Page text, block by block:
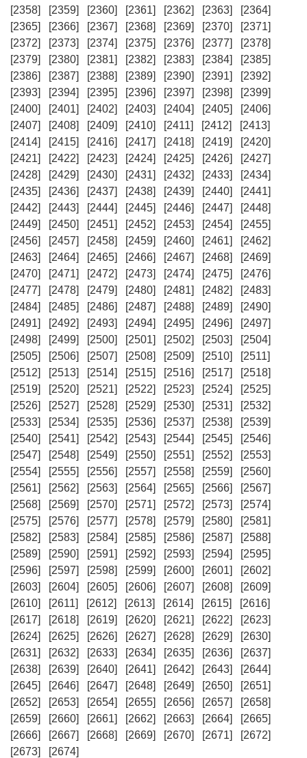
[2358]
[2359] [2360] [2361] [2362] [2363]
[2364]
[2365]
[2366] [2367] [2368] [2369] [2370]
[2371]
[2372]
[2373] [2374] [2375] [2376] [2377]
[2378]
[2379]
[2380] [2381] [2382] [2383] [2384]
[2385]
[2386]
[2387] [2388] [2389] [2390] [2391]
[2392]
[2393]
[2394] [2395] [2396] [2397] [2398]
[2399]
[2400]
[2401] [2402] [2403] [2404] [2405]
[2406]
[2407]
[2408] [2409] [2410] [2411] [2412]
[2413]
[2414]
[2415] [2416] [2417] [2418] [2419]
[2420]
[2421]
[2422] [2423] [2424] [2425] [2426]
[2427]
[2428]
[2429] [2430] [2431] [2432] [2433]
[2434]
[2435]
[2436] [2437] [2438] [2439] [2440]
[2441]
[2442]
[2443] [2444] [2445] [2446] [2447]
[2448]
[2449]
[2450] [2451] [2452] [2453] [2454]
[2455]
[2456]
[2457] [2458] [2459] [2460] [2461]
[2462]
[2463]
[2464] [2465] [2466] [2467] [2468]
[2469]
[2470]
[2471] [2472] [2473] [2474] [2475]
[2476]
[2477]
[2478] [2479] [2480] [2481] [2482]
[2483]
[2484]
[2485] [2486] [2487] [2488] [2489]
[2490]
[2491]
[2492] [2493] [2494] [2495] [2496]
[2497]
[2498]
[2499] [2500] [2501] [2502] [2503]
[2504]
[2505]
[2506] [2507] [2508] [2509] [2510]
[2511]
[2512]
[2513] [2514] [2515] [2516] [2517]
[2518]
[2519]
[2520] [2521] [2522] [2523] [2524]
[2525]
[2526]
[2527] [2528] [2529] [2530] [2531]
[2532]
[2533]
[2534] [2535] [2536] [2537] [2538]
[2539]
[2540]
[2541] [2542] [2543] [2544] [2545]
[2546]
[2547]
[2548] [2549] [2550] [2551] [2552]
[2553]
[2554]
[2555] [2556] [2557] [2558] [2559]
[2560]
[2561]
[2562] [2563] [2564] [2565] [2566]
[2567]
[2568]
[2569] [2570] [2571] [2572] [2573]
[2574]
[2575]
[2576] [2577] [2578] [2579] [2580]
[2581]
[2582]
[2583] [2584] [2585] [2586] [2587]
[2588]
[2589]
[2590] [2591] [2592] [2593] [2594]
[2595]
[2596]
[2597] [2598] [2599] [2600] [2601]
[2602]
[2603]
[2604] [2605] [2606] [2607] [2608]
[2609]
[2610]
[2611] [2612] [2613] [2614] [2615]
[2616]
[2617]
[2618] [2619] [2620] [2621] [2622]
[2623]
[2624]
[2625] [2626] [2627] [2628] [2629]
[2630]
[2631]
[2632] [2633] [2634] [2635] [2636]
[2637]
[2638]
[2639] [2640] [2641] [2642] [2643]
[2644]
[2645]
[2646] [2647] [2648] [2649] [2650]
[2651]
[2652]
[2653] [2654] [2655] [2656] [2657]
[2658]
[2659]
[2660] [2661] [2662] [2663] [2664]
[2665]
[2666]
[2667] [2668] [2669] [2670] [2671]
[2672]
[2673]
[2674]